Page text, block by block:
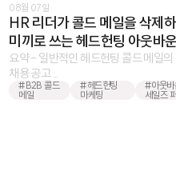
08월 07일
HR 리더가 콜드 메일을 삭제
미끼로 쓰는 헤드헌팅 아웃바
요약 - 일반적인 헤드헌팅 콜드 메일
채용 공고 ...
#B2B 콜드
메일
#헤드헌팅
마케팅
#아웃바
세일즈